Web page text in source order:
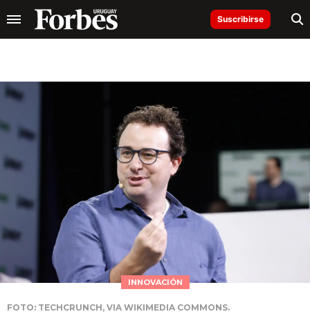
Suscribirse
INNOVACIÓN
FOTO: TECHCRUNCH, VIA WIKIMEDIA COMMONS.